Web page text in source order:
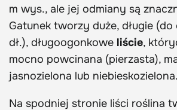
m wys., ale jej odmiany są
Gatunek tworzy duże, długie (do
dł.), długoogonkowe liście,
mocno powcinana (pierzasta),
jasnozielona lub niebieskozielona.
Na spodniej stronie liści roślina